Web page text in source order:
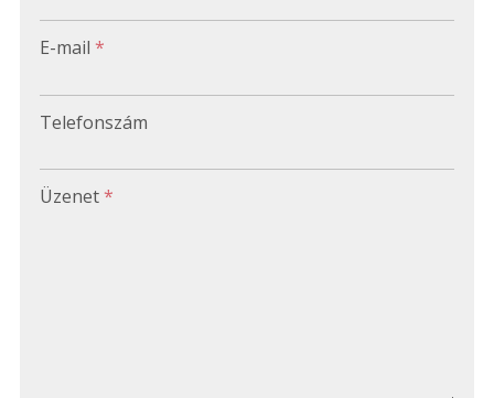
-
E-mail *
Telefonszám
Üzenet*